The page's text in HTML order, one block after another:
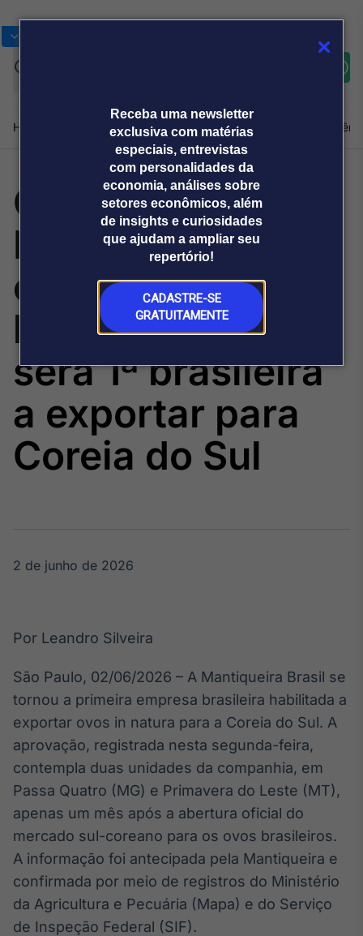
Receba uma newsletter
exclusiva com matérias
especiais, entrevistas
com personalidades da
economia, análises sobre
setores econômicos, além
de insights e curiosidades
que ajudam a ampliar seu
repertório!
CADASTRE-SE
GRATUITAMENTE
Home Produtos e soluçõesNotíciasBlogWeekend
Plataformas
Broadcast
Broadcast+
O mercado
financeiro em
tempo real
Broadcast
Agro
Tudo sobre o
agronegócio
no Brasil
Broadcast
White Label
Plataforma para
personalizados
Soluções de Dados
e Conteúdos
Broadcast
OTC
Plataforma para
negociação de
Sobre nós Releases Broadcast
Prêmio Broadcast
Analistas
Prêmio Broadcast
Empresas
Agências de
comunicação
Releases
Ovos:
Mantiqueira
obtém 2
habilitações e
será 1ª brasileira
a exportar para
Coreia do Sul
2 de junho de 2026
Por Leandro Silveira
São Paulo, 02/06/2026 – A Mantiqueira Brasil se
tornou a primeira empresa brasileira habilitada a
exportar ovos in natura para a Coreia do Sul. A
aprovação, registrada nesta segunda-feira,
contempla duas unidades da companhia, em
Passa Quatro (MG) e Primavera do Leste (MT),
apenas um mês após a abertura oficial do
mercado sul-coreano para os ovos brasileiros.
A informação foi antecipada pela Mantiqueira e
confirmada por meio de registros do Ministério
da Agricultura e Pecuária (Mapa) e do Serviço
de Inspeção Federal (SIF).